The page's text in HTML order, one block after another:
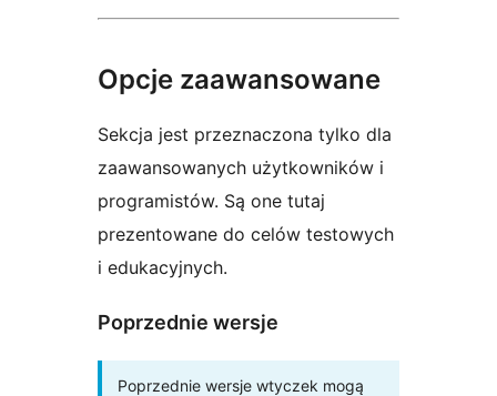
Opcje zaawansowane
Sekcja jest przeznaczona tylko dla
zaawansowanych użytkowników i
programistów. Są one tutaj
prezentowane do celów testowych
i edukacyjnych.
Poprzednie wersje
Poprzednie wersje wtyczek mogą